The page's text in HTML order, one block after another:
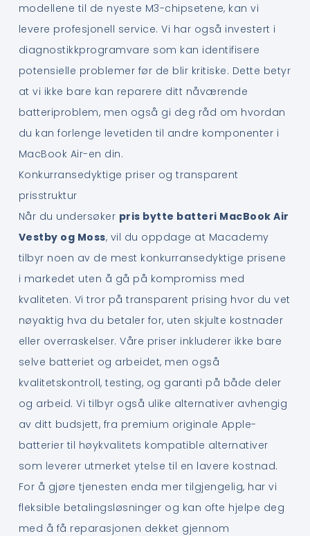
modellene til de nyeste M3-chipsetene, kan vi
levere profesjonell service. Vi har også investert i
diagnostikkprogramvare som kan identifisere
potensielle problemer før de blir kritiske. Dette betyr
at vi ikke bare kan reparere ditt nåværende
batteriproblem, men også gi deg råd om hvordan
du kan forlenge levetiden til andre komponenter i
MacBook Air-en din.
Konkurransedyktige priser og transparent
prisstruktur
Når du undersøker pris bytte batteri MacBook Air
Vestby og Moss, vil du oppdage at Macademy
tilbyr noen av de mest konkurransedyktige prisene
i markedet uten å gå på kompromiss med
kvaliteten. Vi tror på transparent prising hvor du vet
nøyaktig hva du betaler for, uten skjulte kostnader
eller overraskelser. Våre priser inkluderer ikke bare
selve batteriet og arbeidet, men også
kvalitetskontroll, testing, og garanti på både deler
og arbeid. Vi tilbyr også ulike alternativer avhengig
av ditt budsjett, fra premium originale Apple-
batterier til høykvalitets kompatible alternativer
som leverer utmerket ytelse til en lavere kostnad.
For å gjøre tjenesten enda mer tilgjengelig, har vi
fleksible betalingsløsninger og kan ofte hjelpe deg
med å få reparasjonen dekket gjennom